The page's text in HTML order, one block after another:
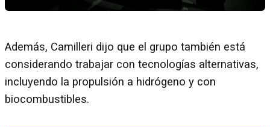
Además, Camilleri dijo que el grupo también está
considerando trabajar con tecnologías alternativas,
incluyendo la propulsión a hidrógeno y con
biocombustibles.